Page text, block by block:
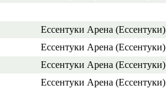
Ессентуки Арена (Ессентуки)
Ессентуки Арена (Ессентуки)
Ессентуки Арена (Ессентуки)
Ессентуки Арена (Ессентуки)